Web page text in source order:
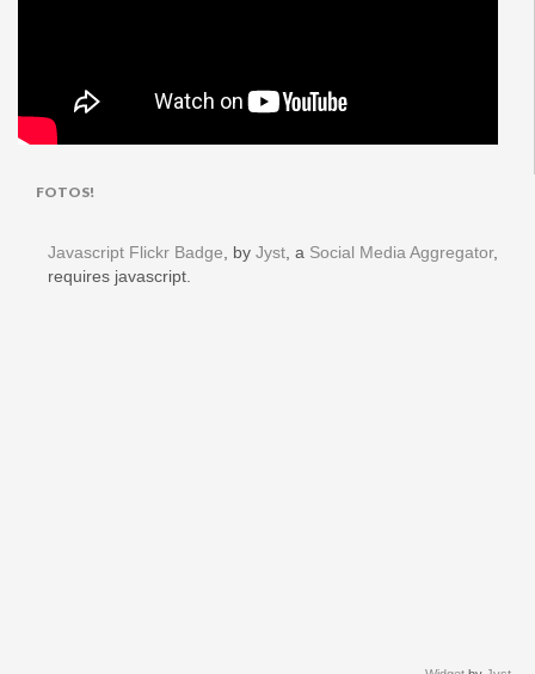
FOTOS!
Javascript Flickr Badge, by Jyst, a Social Media Aggregator,
requires javascript.